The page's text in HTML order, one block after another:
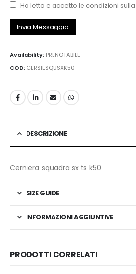
Ho letto e accetto le condizioni sulla
Availability: PRENOTABILE
COD: CERSIESQUSXK50
DESCRIZIONE
Cerniera squadra sx ts k50
SIZE GUIDE
INFORMAZIONI AGGIUNTIVE
PRODOTTI CORRELATI